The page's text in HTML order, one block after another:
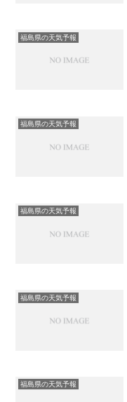
福島県の天気予報
福島県の天気予報
福島県の天気予報
福島県の天気予報
福島県の天気予報